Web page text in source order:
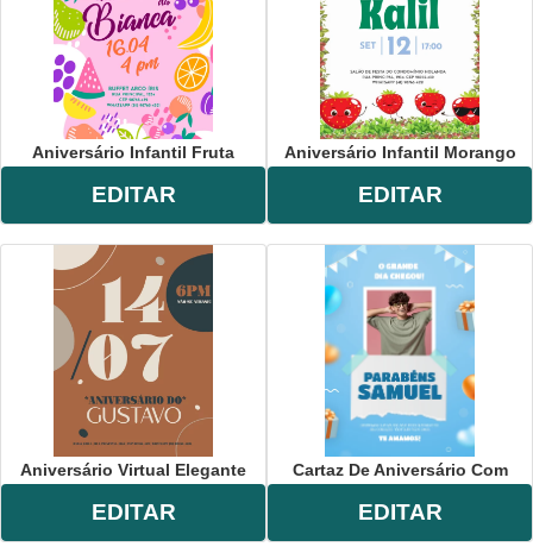
Aniversário Infantil Fruta
EDITAR
Aniversário Infantil Morango
EDITAR
Aniversário Virtual Elegante
EDITAR
Cartaz De Aniversário Com
EDITAR